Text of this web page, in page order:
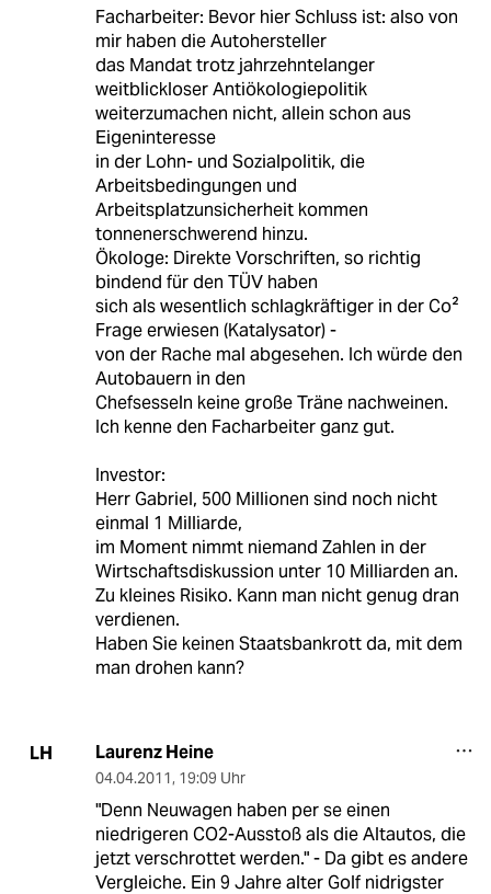
Facharbeiter: Bevor hier Schluss ist: also von
mir haben die Autohersteller
das Mandat trotz jahrzehntelanger
weitblickloser Antiökologiepolitik
weiterzumachen nicht, allein schon aus
Eigeninteresse
in der Lohn- und Sozialpolitik, die
Arbeitsbedingungen und
Arbeitsplatzunsicherheit kommen
tonnenerschwerend hinzu.
Ökologe: Direkte Vorschriften, so richtig
bindend für den TÜV haben
sich als wesentlich schlagkräftiger in der Co²
Frage erwiesen (Katalysator) -
von der Rache mal abgesehen. Ich würde den
Autobauern in den
Chefsesseln keine große Träne nachweinen.
Ich kenne den Facharbeiter ganz gut.
Investor:
Herr Gabriel, 500 Millionen sind noch nicht
einmal 1 Milliarde,
im Moment nimmt niemand Zahlen in der
Wirtschaftsdiskussion unter 10 Milliarden an.
Zu kleines Risiko. Kann man nicht genug dran
verdienen.
Haben Sie keinen Staatsbankrott da, mit dem
man drohen kann?
LH Laurenz Heine
04.04.2011, 19:09 Uhr
"Denn Neuwagen haben per se einen
niedrigeren CO2-Ausstoß als die Altautos, die
jetzt verschrottet werden." - Da gibt es andere
Vergleiche. Ein 9 Jahre alter Golf nidrigster